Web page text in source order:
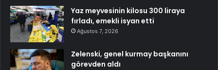
Yaz meyvesinin kilosu 300 liraya
fırladı, emekli isyan etti
Ağustos 7, 2026
Zelenski, genel kurmay başkanını
görevden aldı